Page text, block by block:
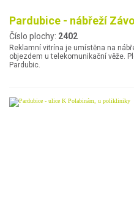
Pardubice - nábřeží
Číslo plochy: 2402
Reklamní vitrína je umístěna na
objezdem u telekomunikační věže.
Pardubic.